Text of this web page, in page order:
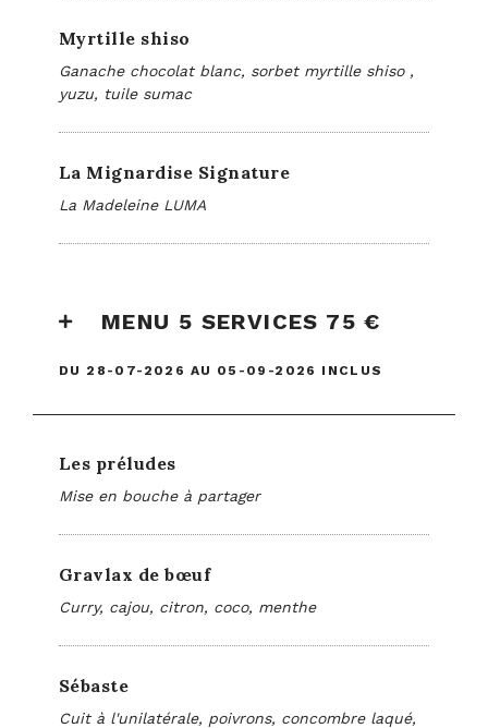
Myrtille shiso
Ganache chocolat blanc, sorbet myrtille shiso ,
yuzu, tuile sumac
La Mignardise Signature
La Madeleine LUMA
MENU 5 SERVICES 75 €
DU 28-07-2026 AU 05-09-2026 INCLUS
Les préludes
Mise en bouche à partager
Gravlax de bœuf
Curry, cajou, citron, coco, menthe
Sébaste
Cuit à l'unilatérale, poivrons, concombre laqué,